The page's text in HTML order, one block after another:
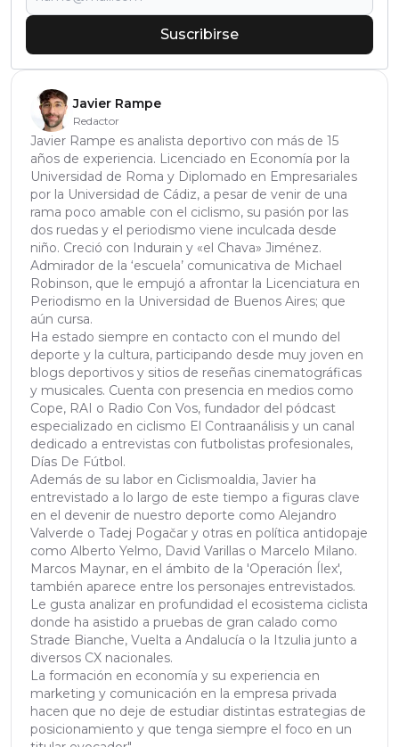
Suscribirse
Javier Rampe
Redactor
Javier Rampe es analista deportivo con más de 15
años de experiencia. Licenciado en Economía por la
Universidad de Roma y Diplomado en Empresariales
por la Universidad de Cádiz, a pesar de venir de una
rama poco amable con el ciclismo, su pasión por las
dos ruedas y el periodismo viene inculcada desde
niño. Creció con Indurain y «el Chava» Jiménez.
Admirador de la ‘escuela’ comunicativa de Michael
Robinson, que le empujó a afrontar la Licenciatura en
Periodismo en la Universidad de Buenos Aires; que
aún cursa.
Ha estado siempre en contacto con el mundo del
deporte y la cultura, participando desde muy joven en
blogs deportivos y sitios de reseñas cinematográficas
y musicales. Cuenta con presencia en medios como
Cope, RAI o Radio Con Vos, fundador del pódcast
especializado en ciclismo El Contraanálisis y un canal
dedicado a entrevistas con futbolistas profesionales,
Días De Fútbol.
Además de su labor en Ciclismoaldia, Javier ha
entrevistado a lo largo de este tiempo a figuras clave
en el devenir de nuestro deporte como Alejandro
Valverde o Tadej Pogačar y otras en política antidopaje
como Alberto Yelmo, David Varillas o Marcelo Milano.
Marcos Maynar, en el ámbito de la 'Operación Ílex',
también aparece entre los personajes entrevistados.
Le gusta analizar en profundidad el ecosistema ciclista
donde ha asistido a pruebas de gran calado como
Strade Bianche, Vuelta a Andalucía o la Itzulia junto a
diversos CX nacionales.
La formación en economía y su experiencia en
marketing y comunicación en la empresa privada
hacen que no deje de estudiar distintas estrategias de
posicionamiento y que tenga siempre el foco en un